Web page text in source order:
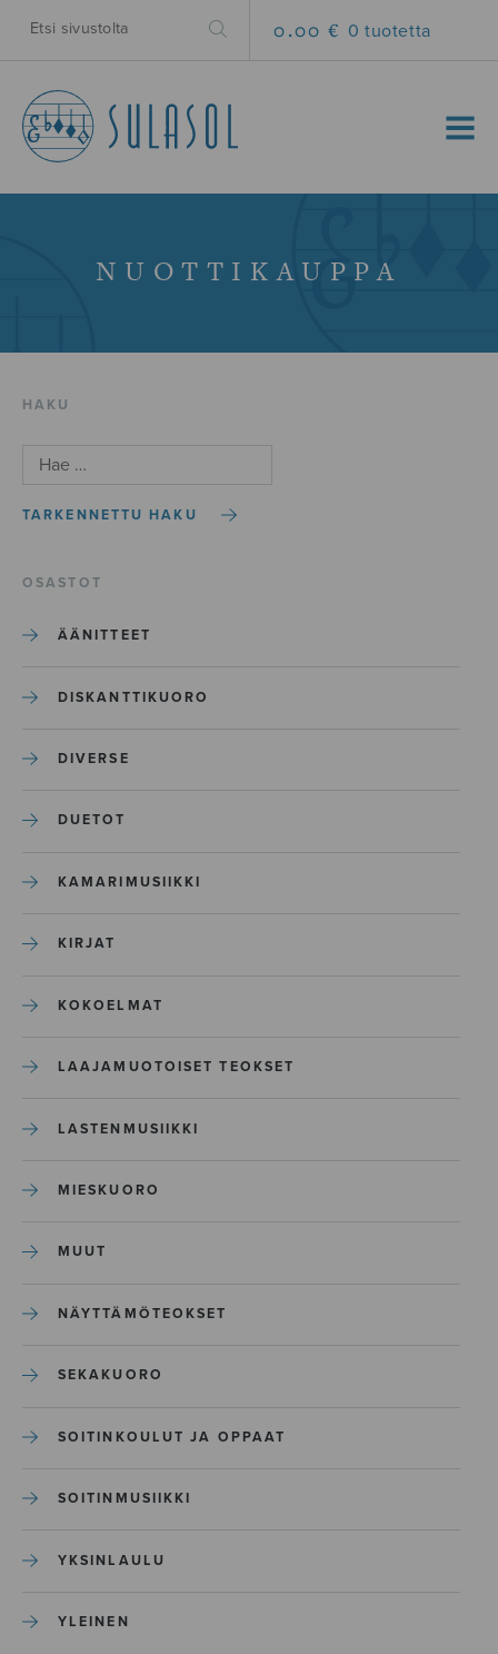
0.00 € 0 tuotetta
MENU
NUOTTIKAUPPA
HAKU
TARKENNETTU HAKU
OSASTOT
ÄÄNITTEET
DISKANTTIKUORO
DIVERSE
DUETOT
KAMARIMUSIIKKI
KIRJAT
KOKOELMAT
LAAJAMUOTOISET TEOKSET
LASTENMUSIIKKI
MIESKUORO
MUUT
NÄYTTÄMÖTEOKSET
SEKAKUORO
SOITINKOULUT JA OPPAAT
SOITINMUSIIKKI
YKSINLAULU
YLEINEN